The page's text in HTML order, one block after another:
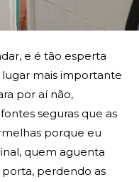
e é tão esperta
mais importante
por aí não,
seguras que as
porque eu
quem aguenta
perdendo as